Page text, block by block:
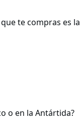
te compras es la
o en la Antártida?